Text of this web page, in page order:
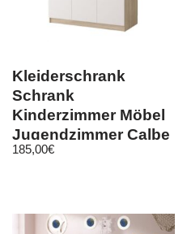
Kleiderschrank
Schrank
Kinderzimmer Möbel
Jugendzimmer Calbe
19 3D Sonoma/ Weiß
185,00€